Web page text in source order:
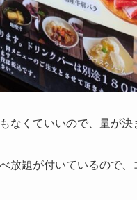
くていいので、量が決
放題が付いているので、